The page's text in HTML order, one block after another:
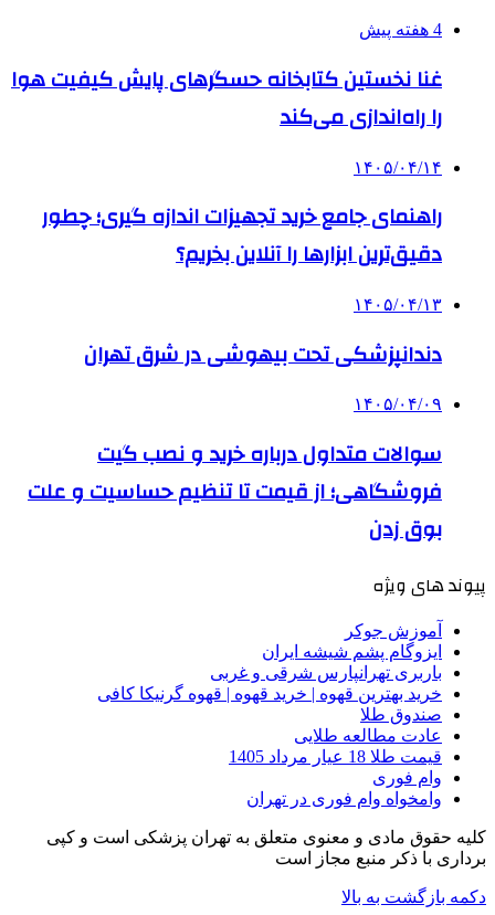
4 هفته پیش
غنا نخستین کتابخانه حسگرهای پایش کیفیت هوا
را راه‌اندازی می‌کند
۱۴۰۵/۰۴/۱۴
راهنمای جامع خرید تجهیزات اندازه گیری؛ چطور
دقیق‌ترین ابزارها را آنلاین بخریم؟
۱۴۰۵/۰۴/۱۳
دندانپزشکی تحت بیهوشی در شرق تهران
۱۴۰۵/۰۴/۰۹
سوالات متداول درباره خرید و نصب گیت
فروشگاهی؛ از قیمت تا تنظیم حساسیت و علت
بوق زدن
پیوند های ویژه
آموزش جوکر
ایزوگام پشم شیشه ایران
باربری تهرانپارس شرقی و غربی
خرید بهترین قهوه | خرید قهوه | قهوه گرنیکا کافی
صندوق طلا
عادت مطالعه طلایی
قیمت طلا 18 عیار مرداد 1405
وام فوری
وامخواه وام فوری در تهران
کلیه حقوق مادی و معنوی متعلق به تهران پزشکی است و کپی
برداری با ذکر منبع مجاز است
دکمه بازگشت به بالا